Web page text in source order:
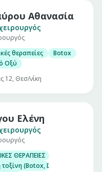
Αθανασία
θεραπείες
Botox
Οξύ
12, Θεσ/νίκη
Ελένη
ΘΕΡΑΠΕΙΕΣ
(Botox, Dysport)